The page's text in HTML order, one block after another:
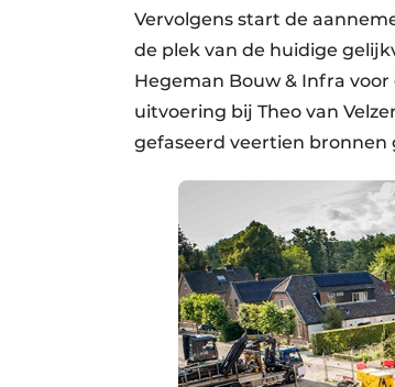
Vervolgens start de
de plek van de huidige
Hegeman Bouw & Infra
uitvoering bij Theo van
gefaseerd veertien bronnen